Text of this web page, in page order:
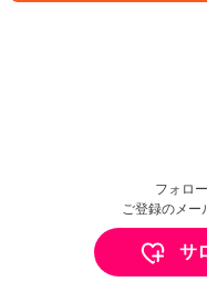
フォロ
ご登録のメー
サ